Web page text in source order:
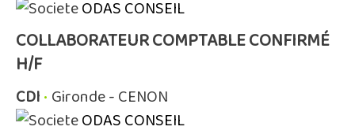
ODAS CONSEIL
COLLABORATEUR COMPTABLE CONFIRMÉ
H/F
CDI• Gironde - CENON
ODAS CONSEIL